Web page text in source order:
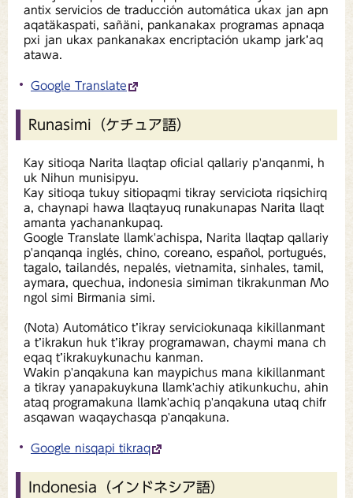
antix servicios de traducción automática ukax jan apn
aqatäkaspati, sañäni, pankanakax programas apnaqa
pxi jan ukax pankanakax encriptación ukamp jark’aq
atawa.
Google Translate
Runasimi（ケチュア語）
Kay sitioqa Narita llaqtap oficial qallariy p'anqanmi, h
uk Nihun munisipyu.
Kay sitioqa tukuy sitiopaqmi tikray serviciota riqsichirq
a, chaynapi hawa llaqtayuq runakunapas Narita llaqt
amanta yachanankupaq.
Google Translate llamk'achispa, Narita llaqtap qallariy
p'anqanqa inglés, chino, coreano, español, portugués,
tagalo, tailandés, nepalés, vietnamita, sinhales, tamil,
aymara, quechua, indonesia simiman tikrakunman Mo
ngol simi Birmania simi.
(Nota) Automático t’ikray serviciokunaqa kikillanmant
a t’ikrakun huk t’ikray programawan, chaymi mana ch
eqaq t’ikrakuykunachu kanman.
Wakin p'anqakuna kan maypichus mana kikillanmant
a tikray yanapakuykuna llamk'achiy atikunkuchu, ahin
ataq programakuna llamk'achiq p'anqakuna utaq chifr
asqawan waqaychasqa p'anqakuna.
Google nisqapi tikraq
Indonesia（インドネシア語）